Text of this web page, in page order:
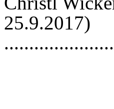
25.9.2017)